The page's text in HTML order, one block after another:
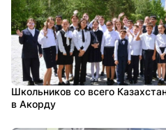
Школьников со всего
в Акорду